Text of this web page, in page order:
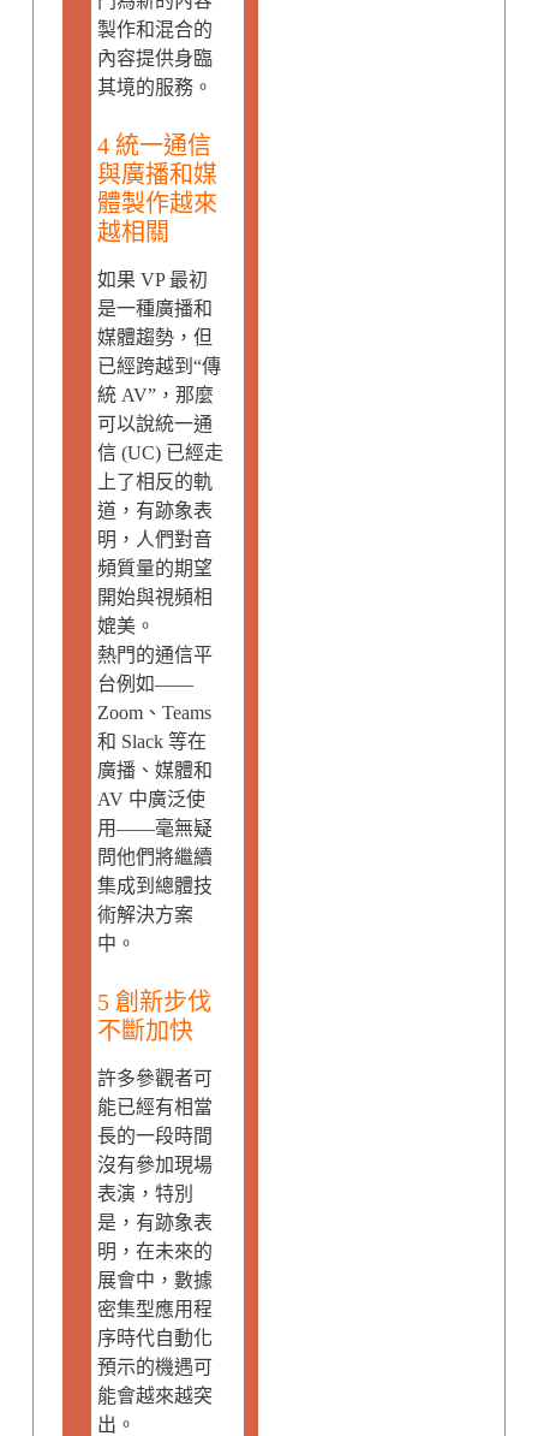
製作和混合的
內容提供身臨
其境的服務。
4 統一通信
與廣播和媒
體製作越來
越相關
如果 VP 最初
是一種廣播和
媒體趨勢，但
已經跨越到“傳
統 AV”，那麼
可以說統一通
信 (UC) 已經走
上了相反的軌
道，有跡象表
明，人們對音
頻質量的期望
開始與視頻相
媲美。
熱門的通信平
台例如——
Zoom、Teams
和 Slack 等在
廣播、媒體和
AV 中廣泛使
用——毫無疑
問他們將繼續
集成到總體技
術解決方案
中。
5 創新步伐
不斷加快
許多參觀者可
能已經有相當
長的一段時間
沒有參加現場
表演，特別
是，有跡象表
明，在未來的
展會中，數據
密集型應用程
序時代自動化
預示的機遇可
能會越來越突
出。